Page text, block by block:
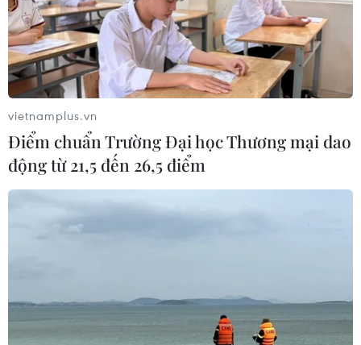
vietnamplus.vn
Điểm chuẩn Trường Đại học Thương mại dao
động từ 21,5 đến 26,5 điểm